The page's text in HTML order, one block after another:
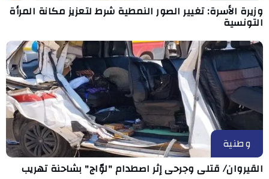
وزيرة الأسرة: تغيير الصور النمطية شرط لتعزيز مكانة المرأة
التونسية
وطنية
القيروان/ قتلى وجرحى إثر اصطدام "لوّاج" بشاحنة تهريب